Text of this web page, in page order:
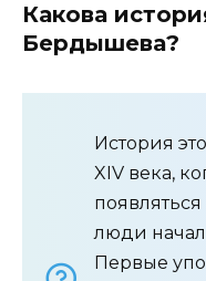
Какова
Бердышева?
История
XIV века,
люди
Первые